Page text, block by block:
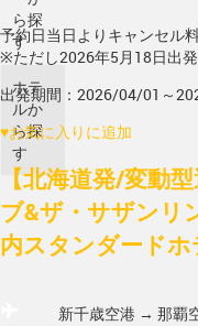
ら探
す
ホテ
ルか
ら探
す
予約日当日よりキャンセル
※ただし2026年5月18日出
出発期間：2026/04/01～
♥お気に入りに追加
【北海道発/変動
ブ&ザ・サザンリ
内スタンダードホ
新千歳空港 → 那覇